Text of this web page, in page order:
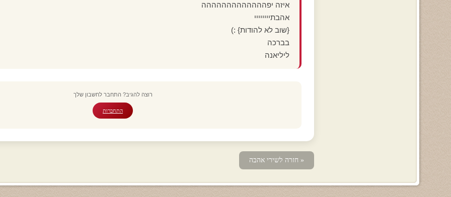
איזה יפההההההההההההה
אהבתיייייייי
{שוב לא להודות} :)
בברכה
ליליאנה
רוצה להגיב? התחבר לחשבון שלך
התחברות
« חזרה לשירי אהבה